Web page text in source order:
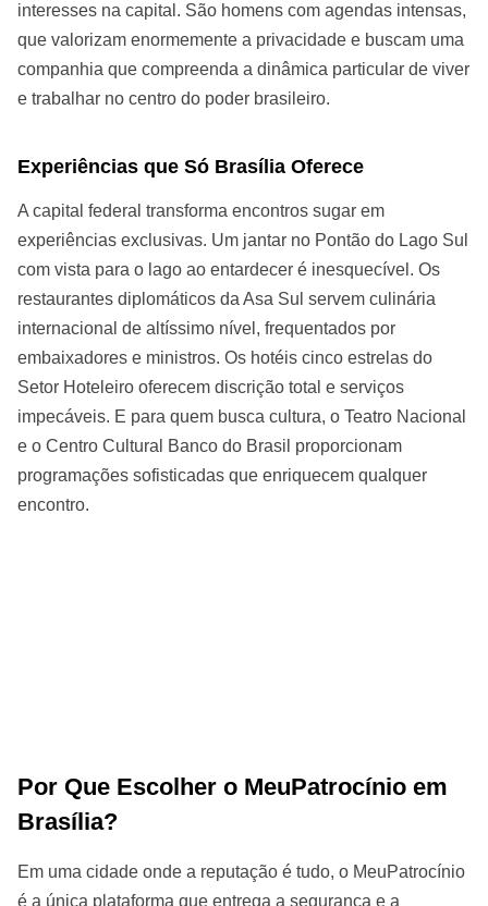
interesses na capital. São homens com agendas intensas,
que valorizam enormemente a privacidade e buscam uma
companhia que compreenda a dinâmica particular de viver
e trabalhar no centro do poder brasileiro.
Experiências que Só Brasília Oferece
A capital federal transforma encontros sugar em
experiências exclusivas. Um jantar no Pontão do Lago Sul
com vista para o lago ao entardecer é inesquecível. Os
restaurantes diplomáticos da Asa Sul servem culinária
internacional de altíssimo nível, frequentados por
embaixadores e ministros. Os hotéis cinco estrelas do
Setor Hoteleiro oferecem discrição total e serviços
impecáveis. E para quem busca cultura, o Teatro Nacional
e o Centro Cultural Banco do Brasil proporcionam
programações sofisticadas que enriquecem qualquer
encontro.
Por Que Escolher o MeuPatrocínio em
Brasília?
Em uma cidade onde a reputação é tudo, o MeuPatrocínio
é a única plataforma que entrega a segurança e a